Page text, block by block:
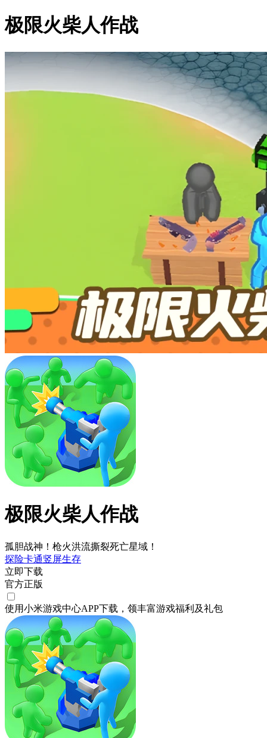
极限火柴人作战
极限火柴人作战
孤胆战神！枪火洪流撕裂死亡星域！​
探险卡通竖屏生存
立即下载
官方正版
使用小米游戏中心APP下载 ，领丰富游戏福利 及礼包